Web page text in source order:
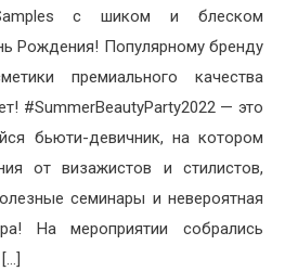
с шиком и блеском
Рождения! Популярному бренду
премиального качества
#SummerBeautyParty2022 — это
бьюти-девичник, на котором
от визажистов и стилистов,
семинары и невероятная
На мероприятии собрались